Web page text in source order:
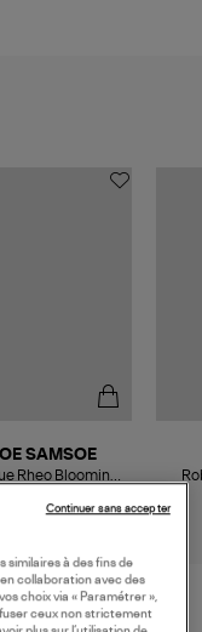
SAMSOE
Rheo Blooming
similaires à des fins de
collaboration avec des
choix via « Paramétrer »,
ceux non strictement
Continuer sans accepter